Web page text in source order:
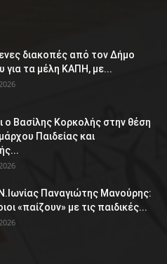
διακοπές από τον Δήμο
για τα μέλη ΚΑΠΗ, με...
ο Βασίλης Κορκολής στην θέση
Παιδείας και
Παναγιώτης Μανούρης:
«παίζουν» με τις παιδικές...